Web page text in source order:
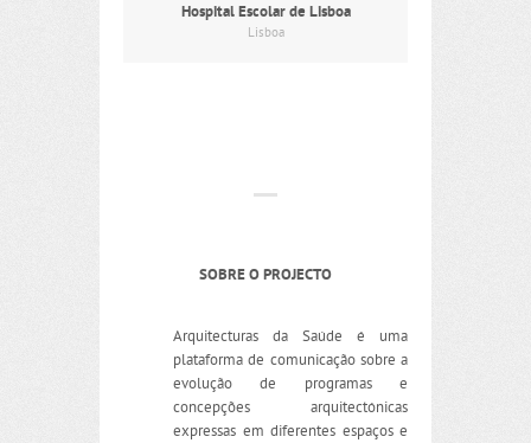
Hospital Escolar de Lisboa
Lisboa
SOBRE O PROJECTO
Arquitecturas da Saúde é uma
plataforma de comunicação sobre a
evolução de programas e
concepções arquitectónicas
expressas em diferentes espaços e